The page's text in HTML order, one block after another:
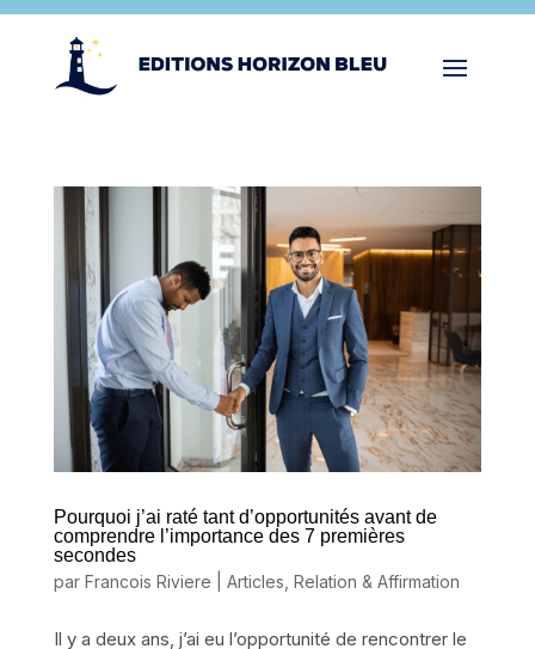
Pourquoi j’ai raté tant d’opportunités avant de
comprendre l’importance des 7 premières
secondes
par Francois Riviere Articles Relation & Affirmation
Il y a deux ans, j’ai eu l’opportunité de rencontrer le